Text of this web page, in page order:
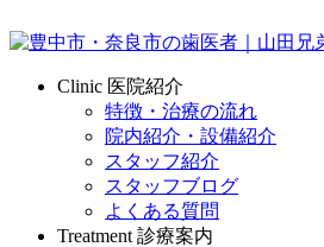
Clinic 医院紹介
特徴・治療の流れ
院内紹介・設備紹介
スタッフ紹介
スタッフブログ
よくある質問
Treatment 診療案内